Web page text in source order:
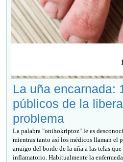
La uña encarnada:
públicos de la
problema
La palabra "onihokriptoz" le es
mientras tanto así los médicos llaman el
arraigo del borde de la uña a las telas
inflamatorio. Habitualmente la